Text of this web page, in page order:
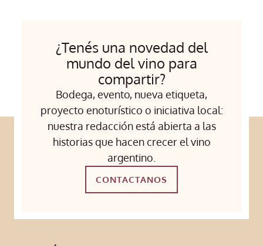
¿Tenés una novedad del
mundo del vino para
compartir?
Bodega, evento, nueva etiqueta,
proyecto enoturístico o iniciativa local:
nuestra redacción está abierta a las
historias que hacen crecer el vino
argentino.
CONTACTANOS